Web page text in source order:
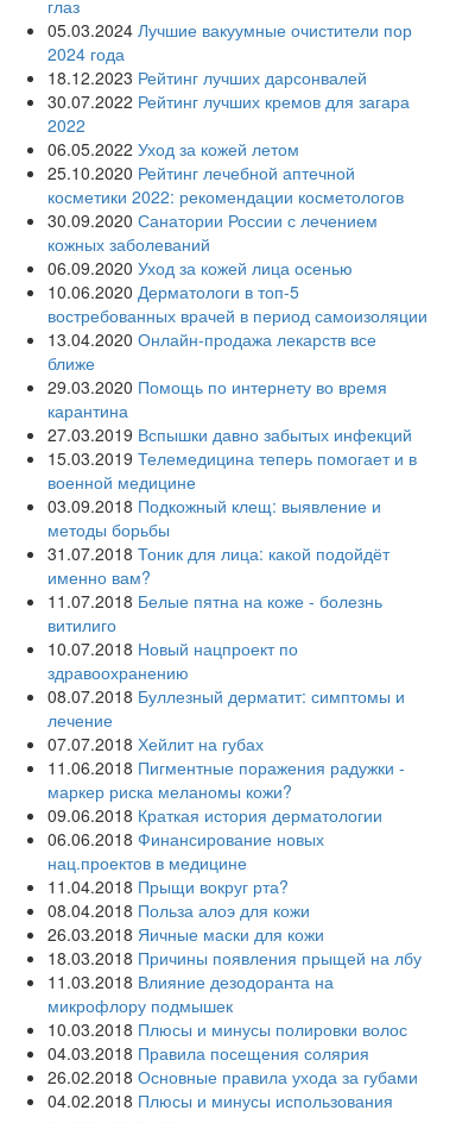
глаз
05.03.2024 Лучшие вакуумные очистители пор
2024 года
18.12.2023 Рейтинг лучших дарсонвалей
30.07.2022 Рейтинг лучших кремов для загара
2022
06.05.2022 Уход за кожей летом
25.10.2020 Рейтинг лечебной аптечной
косметики 2022: рекомендации косметологов
30.09.2020 Санатории России с лечением
кожных заболеваний
06.09.2020 Уход за кожей лица осенью
10.06.2020 Дерматологи в топ-5
востребованных врачей в период самоизоляции
13.04.2020 Онлайн-продажа лекарств все
ближе
29.03.2020 Помощь по интернету во время
карантина
27.03.2019 Вспышки давно забытых инфекций
15.03.2019 Телемедицина теперь помогает и в
военной медицине
03.09.2018 Подкожный клещ: выявление и
методы борьбы
31.07.2018 Тоник для лица: какой подойдёт
именно вам?
11.07.2018 Белые пятна на коже - болезнь
витилиго
10.07.2018 Новый нацпроект по
здравоохранению
08.07.2018 Буллезный дерматит: симптомы и
лечение
07.07.2018 Хейлит на губах
11.06.2018 Пигментные поражения радужки -
маркер риска меланомы кожи?
09.06.2018 Краткая история дерматологии
06.06.2018 Финансирование новых
нац.проектов в медицине
11.04.2018 Прыщи вокруг рта?
08.04.2018 Польза алоэ для кожи
26.03.2018 Яичные маски для кожи
18.03.2018 Причины появления прыщей на лбу
11.03.2018 Влияние дезодоранта на
микрофлору подмышек
10.03.2018 Плюсы и минусы полировки волос
04.03.2018 Правила посещения солярия
26.02.2018 Основные правила ухода за губами
04.02.2018 Плюсы и минусы использования